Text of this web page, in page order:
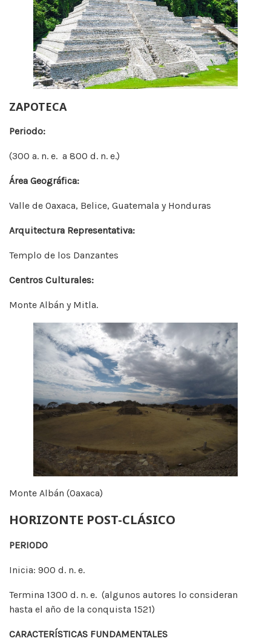
ZAPOTECA
Periodo:
(300 a. n. e. a 800 d. n. e.)
Área Geográfica:
Valle de Oaxaca, Belice, Guatemala y Honduras
Arquitectura Representativa:
Templo de los Danzantes
Centros Culturales:
Monte Albán y Mitla.
Monte Albán (Oaxaca)
HORIZONTE POST-CLÁSICO
PERIODO
Inicia: 900 d. n. e.
Termina 1300 d. n. e. (algunos autores lo consideran
hasta el año de la conquista 1521)
CARACTERÍSTICAS FUNDAMENTALES